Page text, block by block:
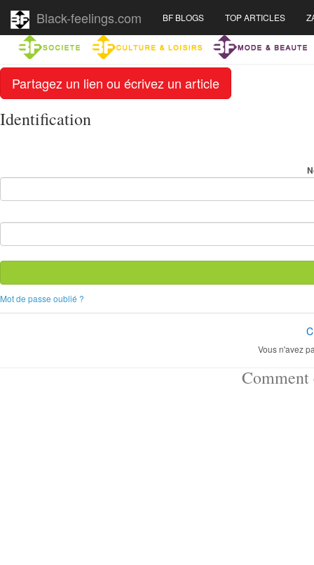
Partagez un lien ou écrivez un article
Black-feelings.com BF BLOGS TOP ARTICLES
Identification
Mot de passe oublié ?
Vous n'avez
Comment